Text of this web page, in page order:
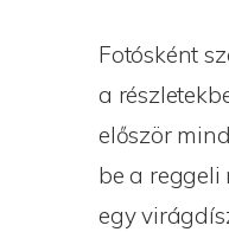
Fotósként
a
először
be a
egy